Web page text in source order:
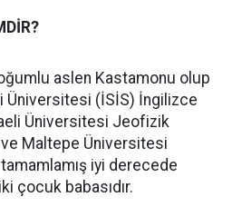
aslen Kastamonu olup
Üniversitesi (İSİS) İngilizce
Üniversitesi Jeofizik
Maltepe Üniversitesi
iyi derecede
çocuk babasıdır.